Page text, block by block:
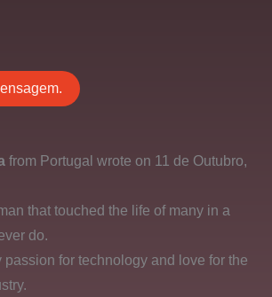
from Portugal wrote on 11 de Outubro,
that touched the life of many in a
do.
passion for technology and love for the